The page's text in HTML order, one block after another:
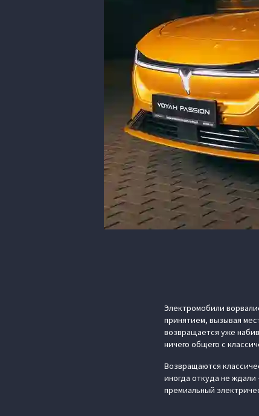
Электромобили
принятием, вызывая
возвращается уже
ничего общего с
Возвращаются
иногда откуда не ждали
премиальный